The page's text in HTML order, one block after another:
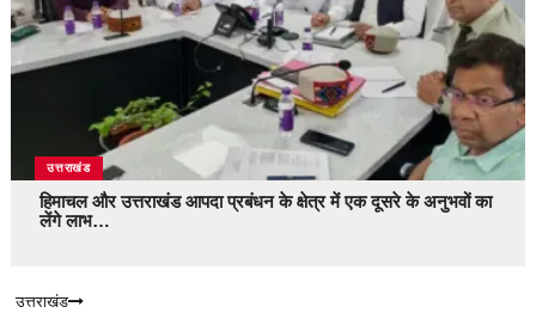
उत्तराखंड
हिमाचल और उत्तराखंड आपदा प्रबंधन के क्षेत्र में एक दूसरे के अनुभवों का
लेंगे लाभ…
उत्तराखंड